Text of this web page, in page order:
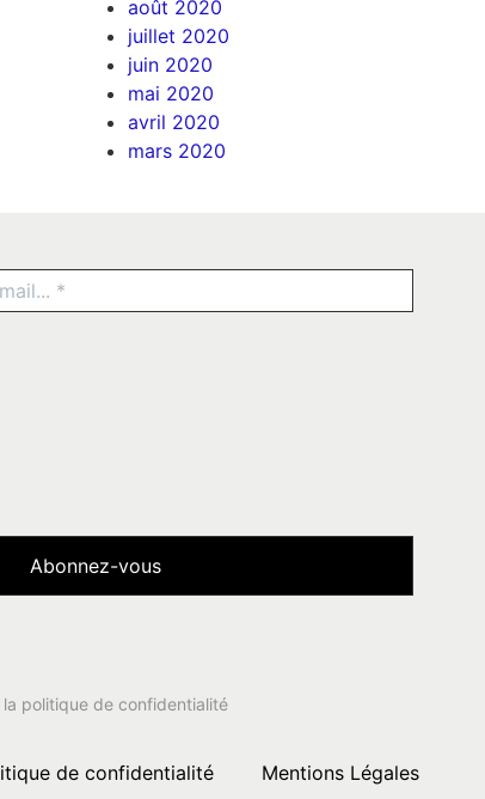
août 2020
juillet 2020
juin 2020
mai 2020
avril 2020
mars 2020
politique de confidentialité
de confidentialité Mentions Légales